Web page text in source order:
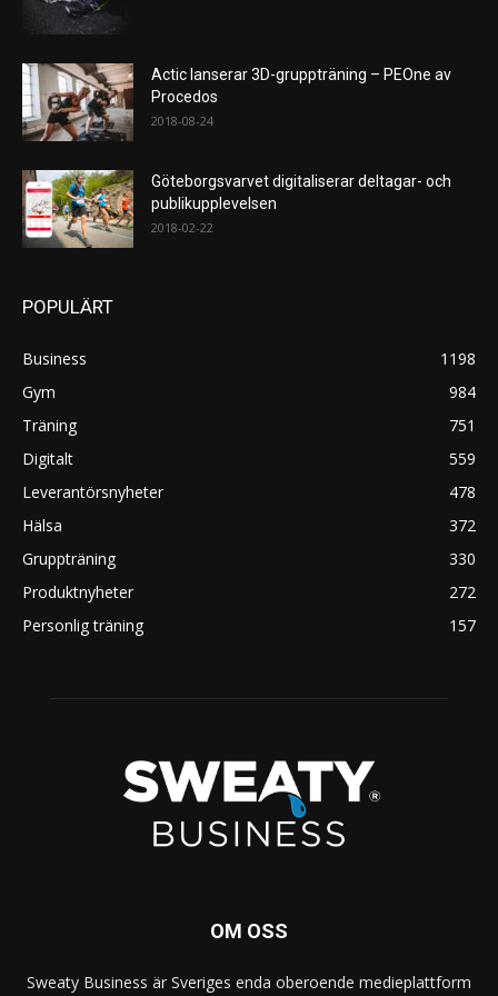
Actic lanserar 3D-gruppträning – PEOne av
Procedos
2018-08-24
Göteborgsvarvet digitaliserar deltagar- och
publikupplevelsen
2018-02-22
POPULÄRT
Business
1198
Gym
984
Träning
751
Digitalt
559
Leverantörsnyheter
478
Hälsa
372
Gruppträning
330
Produktnyheter
272
Personlig träning
157
OM OSS
Sweaty Business är Sveriges enda oberoende medieplattform